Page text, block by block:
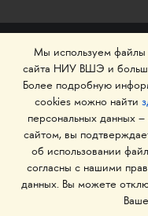
© 1993–2026
университет
Мы используем файлы
сайта НИУ ВШЭ и
Более подробную
cookies можно найти
персональных данных –
сайтом, вы
об использовании
согласны с нашими
данных. Вы можете